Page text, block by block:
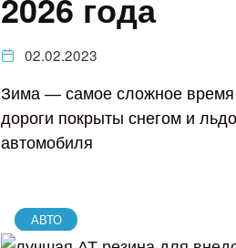
02.02.2023
Зима ― самое сложное время
дороги покрыты снегом и
автомобиля
АВТО